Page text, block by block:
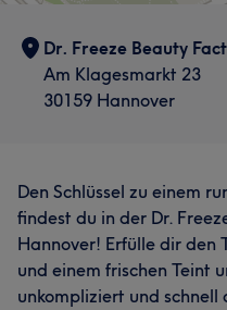
Dr. Freeze Beauty
Am Klagesmarkt 23
30159 Hannover
Den Schlüssel zu einem
findest du in der Dr.
Hannover! Erfülle dir den
und einem frischen Teint
unkompliziert und schnell